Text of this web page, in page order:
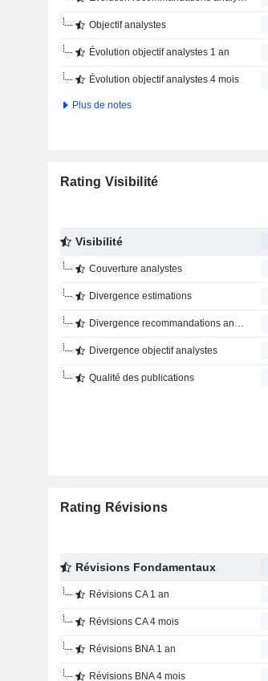
Objectif analystes
Évolution objectif analystes 1 an
Évolution objectif analystes 4 mois
Plus de notes
Rating Visibilité
Visibilité
Couverture analystes
Divergence estimations
Divergence recommandations analystes
Divergence objectif analystes
Qualité des publications
Rating Révisions
Révisions Fondamentaux
Révisions CA 1 an
Révisions CA 4 mois
Révisions BNA 1 an
Révisions BNA 4 mois